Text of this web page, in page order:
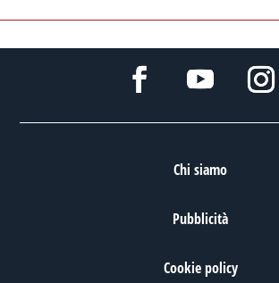
Chi siamo
Pubblicità
Cookie policy